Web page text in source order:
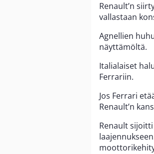
Renault’n
vallastaan
Agnellien
näyttämöltä.
Italialaiset
Ferrariin.
Jos Ferrari
Renault’n
Renault